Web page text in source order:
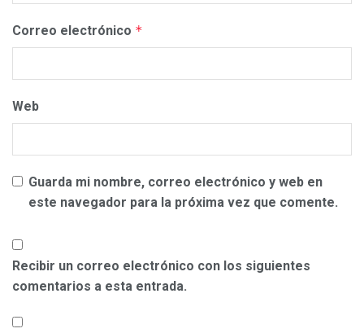
Correo electrónico *
Web
Guarda mi nombre, correo electrónico y web en
este navegador para la próxima vez que comente.
Recibir un correo electrónico con los siguientes
comentarios a esta entrada.